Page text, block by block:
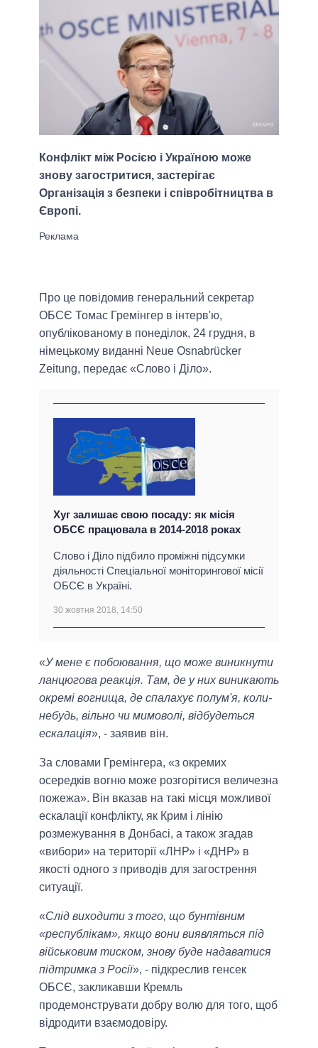
Конфлікт між Росією і Україною може
знову загостритися, застерігає
Організація з безпеки і співробітництва в
Європі.
Про це повідомив генеральний секретар
ОБСЄ Томас Гремінгер в інтерв'ю,
опублікованому в понеділок, 24 грудня, в
німецькому виданні Neue Osnabrücker
Zeitung, передає «Слово і Діло».
Хуг залишає свою посаду: як місія
ОБСЄ працювала в 2014-2018 роках
Слово і Діло підбило проміжні підсумки
діяльності Спеціальної моніторингової місії
ОБСЄ в Україні.
30 жовтня 2018, 14:50
«У мене є побоювання, що може виникнути
ланцюгова реакція. Там, де у них виникають
окремі вогнища, де спалахує полум'я, коли-
небудь, вільно чи мимоволі, відбудеться
ескалація», - заявив він.
За словами Гремінгера, «з окремих
осередків вогню може розгорітися величезна
пожежа». Він вказав на такі місця можливої ​​
ескалації конфлікту, як Крим і лінію
розмежування в Донбасі, а також згадав
«вибори» на території «ЛНР» і «ДНР» в
якості одного з приводів для загострення
ситуації.
«Слід виходити з того, що бунтівним
«республікам», якщо вони виявляться під
військовим тиском, знову буде надаватися
підтримка з Росії», - підкреслив генсек
ОБСЄ, закликавши Кремль
продемонструвати добру волю для того, щоб
відродити взаємодовіру.